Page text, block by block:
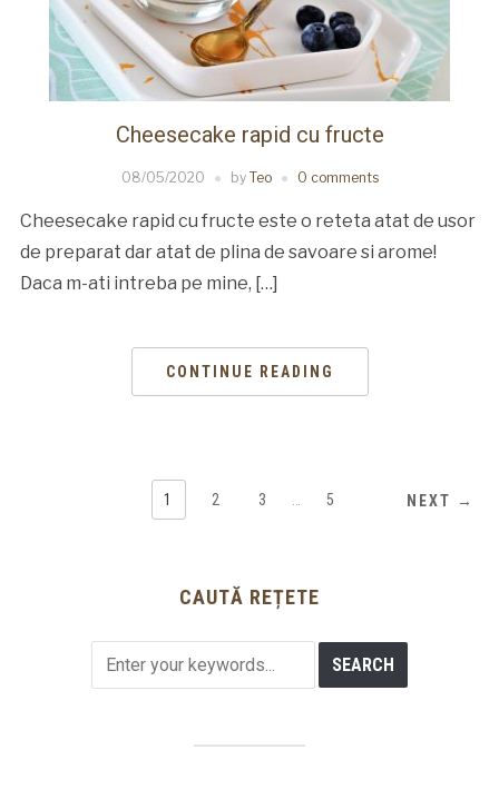
Cheesecake rapid cu fructe
08/05/2020 by Teo 0 comments
Cheesecake rapid cu fructe este o reteta atat de usor
de preparat dar atat de plina de savoare si arome!
Daca m-ati intreba pe mine, […]
CONTINUE READING
1 2 3 5 NEXT →
CAUTĂ REȚETE